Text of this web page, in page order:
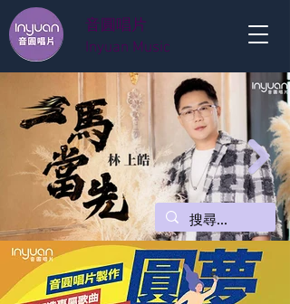
音圓唱片
Inyuan Music